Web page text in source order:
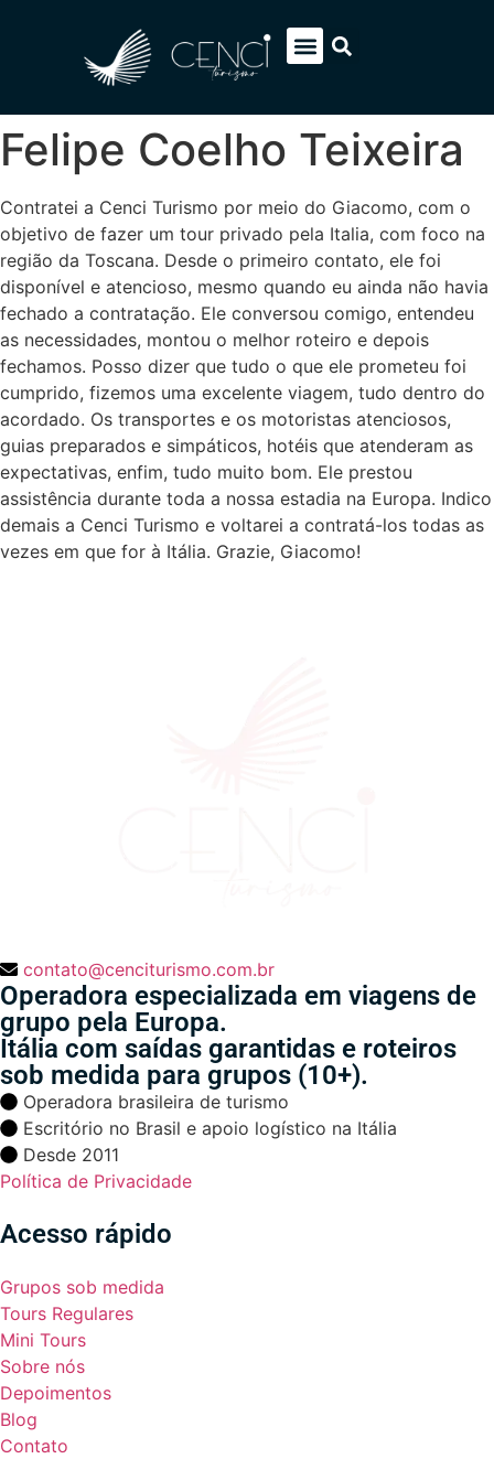
Felipe Coelho Teixeira
Contratei a Cenci Turismo por meio do Giacomo, com o
objetivo de fazer um tour privado pela Italia, com foco na
região da Toscana. Desde o primeiro contato, ele foi
disponível e atencioso, mesmo quando eu ainda não havia
fechado a contratação. Ele conversou comigo, entendeu
as necessidades, montou o melhor roteiro e depois
fechamos. Posso dizer que tudo o que ele prometeu foi
cumprido, fizemos uma excelente viagem, tudo dentro do
acordado. Os transportes e os motoristas atenciosos,
guias preparados e simpáticos, hotéis que atenderam as
expectativas, enfim, tudo muito bom. Ele prestou
assistência durante toda a nossa estadia na Europa. Indico
demais a Cenci Turismo e voltarei a contratá-los todas as
vezes em que for à Itália. Grazie, Giacomo!
contato@cenciturismo.com.br
Operadora especializada em viagens de
grupo pela Europa.
Itália com saídas garantidas e roteiros
sob medida para grupos (10+).
Operadora brasileira de turismo
Escritório no Brasil e apoio logístico na Itália
Desde 2011
Política de Privacidade
Acesso rápido
Grupos sob medida
Tours Regulares
Mini Tours
Sobre nós
Depoimentos
Blog
Contato